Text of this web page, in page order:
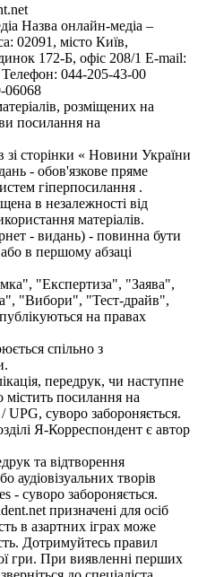
Назва онлайн-медіа –
02091, місто Київ,
172-Б, офіс 208/1 E-mail:
Телефон: 044-205-43-00
06068
розміщених на
посилання на
зі сторінки « Новини України
- обов'язкове пряме
гіперпосилання .
в незалежності від
матеріалів.
- видань) - повинна бути
в першому абзаці
"Експертиза", "Заява",
"Вибори", "Тест-драйв",
на правах
спільно з
передрук, чи наступне
посилання на
UPG, суворо забороняється.
Я-Корреспондент є автор
та відтворення
аудіовізуальних творів
- суворо забороняється.
призначені для осіб
в азартних іграх може
Дотримуйтесь правил
гри. При виявленні перших